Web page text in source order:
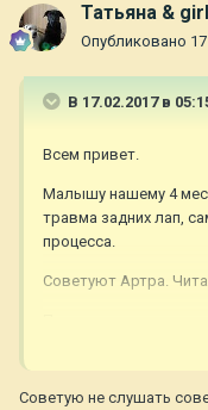
Татьяна &
Опубликовано
В 17.02.2017 в
Всем привет.
Малышу нашему 4 мес
травма задних лап,
процесса.
Советуют Артра.
Советую не слушать